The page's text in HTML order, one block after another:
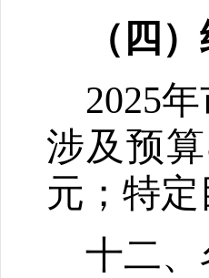
（ 四 ）
2025年
涉及预算
元；特定
十二